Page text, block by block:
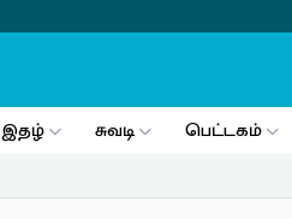
இதழ் சுவடி பெட்டகம்